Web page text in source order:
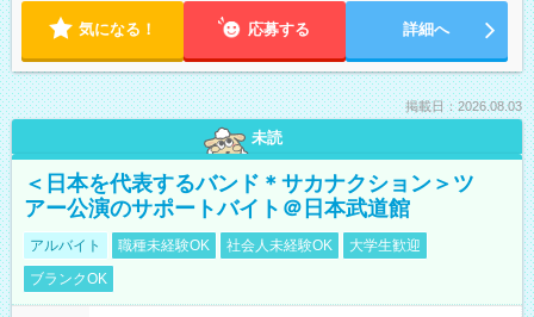
気になる！ 応募する 詳細へ
掲載日：2026.08.03
未読
＜日本を代表するバンド＊サカナクション＞ツ
アー公演のサポートバイト＠日本武道館
アルバイト 職種未経験OK 社会人未経験OK
大学生歓迎
ブランクOK